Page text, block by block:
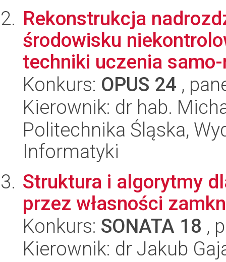
Rekonstrukcja
środowisku
techniki uczenia
Konkurs: OPUS 24 ,
Kierownik: dr hab.
Politechnika Śląska,
Informatyki
Struktura i algorytmy
przez własności
Konkurs: SONATA 18 ,
Kierownik: dr Jakub